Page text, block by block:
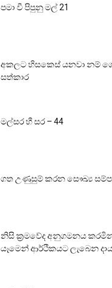
පමා වී පිපුනු මල් 21
අකලට හිසකෙස් යනවා නම්
සත්කාර
මල්සර හී සර – 44
ගත උණුසුම් කරන සෞඛ්‍ය
නිසි ක්‍රමවේද අනුගමනය
යෑමෙන් ආර්ථිකයට ලැබෙන